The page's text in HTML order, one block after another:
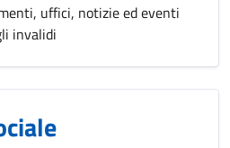
uffici, notizie ed eventi
invalidi